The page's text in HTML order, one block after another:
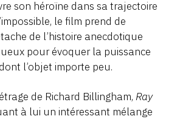
son héroïne dans sa trajectoire
le film prend de
de l’histoire anecdotique
pour évoquer la puissance
l’objet importe peu.
de Richard Billingham, Ray
à lui un intéressant mélange